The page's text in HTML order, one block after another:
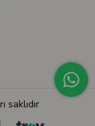
saklıdır